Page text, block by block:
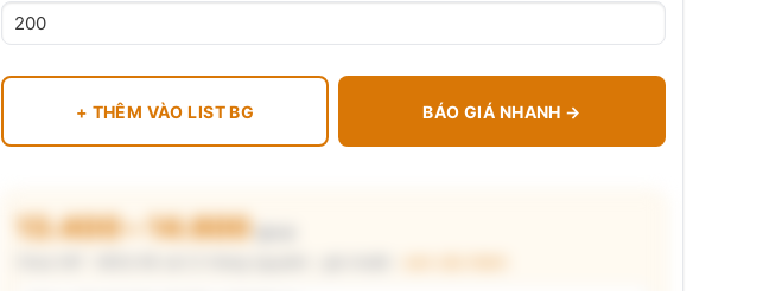
+ THÊM VÀO LIST BG BÁO GIÁ NHANH →
13.400 – 14.600